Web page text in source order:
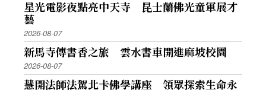
星光電影夜點亮中天寺 昆士蘭佛光童軍展才
藝
2026-08-07
新馬寺傳書香之旅 雲水書車開進麻坡校園
2026-08-07
慧開法師法駕北卡佛學講座 領眾探索生命永